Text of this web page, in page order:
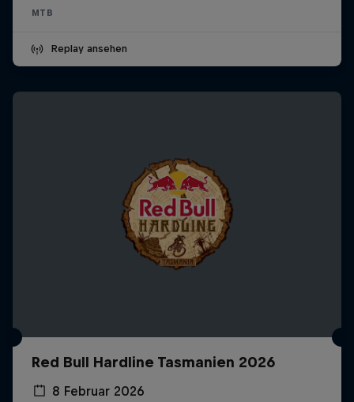
MTB
Replay ansehen
Red Bull Hardline Tasmanien 2026
8 Februar 2026